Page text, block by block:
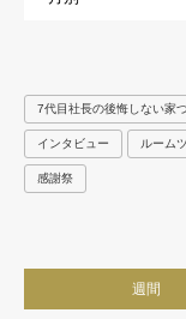
7代目社長の後悔しない家
インタビュー ルーム
感謝祭
週間